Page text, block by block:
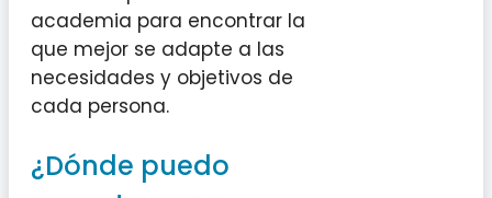
academia para encontrar la
que mejor se adapte a las
necesidades y objetivos de
cada persona.
¿Dónde puedo